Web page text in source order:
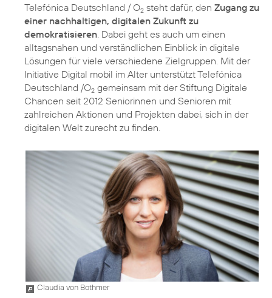
Telefónica Deutschland / O2 steht dafür, den Zugang zu
einer nachhaltigen, digitalen Zukunft zu
demokratisieren . Dabei geht es auch um einen
alltagsnahen und verständlichen Einblick in digitale
Lösungen für viele verschiedene Zielgruppen. Mit der
Initiative Digital mobil im Alterunterstützt Telefónica
Deutschland /O2 gemeinsam mit der Stiftung Digitale
Chancen seit 2012 Seniorinnen und Senioren mit
zahlreichen Aktionen und Projekten dabei, sich in der
digitalen Welt zurecht zu finden.
Claudia von Bothmer